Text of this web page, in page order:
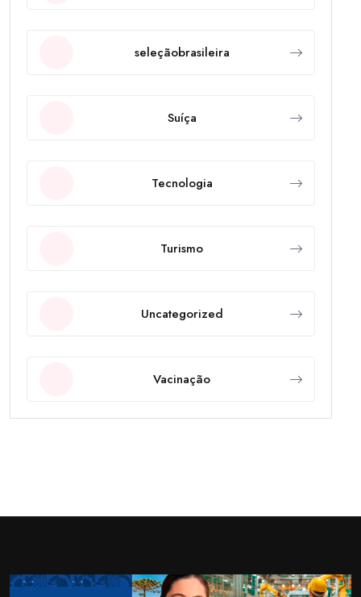
seleçãobrasileira
Suíça
Tecnologia
Turismo
Uncategorized
Vacinação